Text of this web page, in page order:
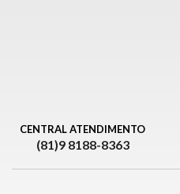
CENTRAL ATENDIMENTO
(81)9 8188-8363